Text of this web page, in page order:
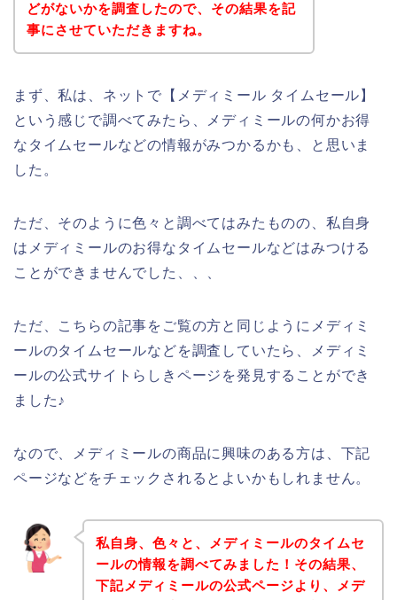
どがないかを調査したので、その結果を記
事にさせていただきますね。
まず、私は、ネットで【メディミール タイムセール】
という感じで調べてみたら、メディミールの何かお得
なタイムセールなどの情報がみつかるかも、と思いま
した。
ただ、そのように色々と調べてはみたものの、私自身
はメディミールのお得なタイムセールなどはみつける
ことができませんでした、、、
ただ、こちらの記事をご覧の方と同じようにメディミ
ールのタイムセールなどを調査していたら、メディミ
ールの公式サイトらしきページを発見することができ
ました♪
なので、メディミールの商品に興味のある方は、下記
ページなどをチェックされるとよいかもしれません。
私自身、色々と、メディミールのタイムセ
ールの情報を調べてみました！その結果、
下記メディミールの公式ページより、メデ